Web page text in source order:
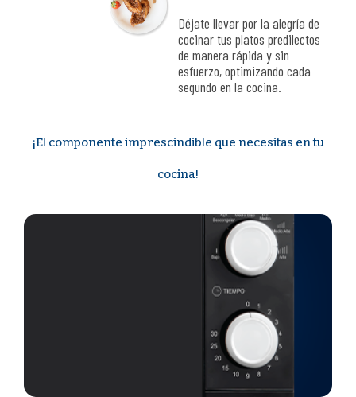
Déjate llevar por la alegría de
cocinar tus platos predilectos
de manera rápida y sin
esfuerzo, optimizando cada
segundo en la cocina.
¡El componente imprescindible que necesitas en tu
cocina!